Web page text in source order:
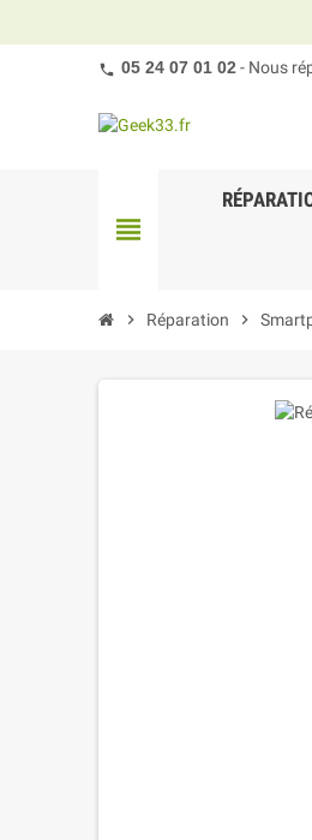
05 24 07 01 02- Nous
view_headline
chevron_right Réparation chevron_right